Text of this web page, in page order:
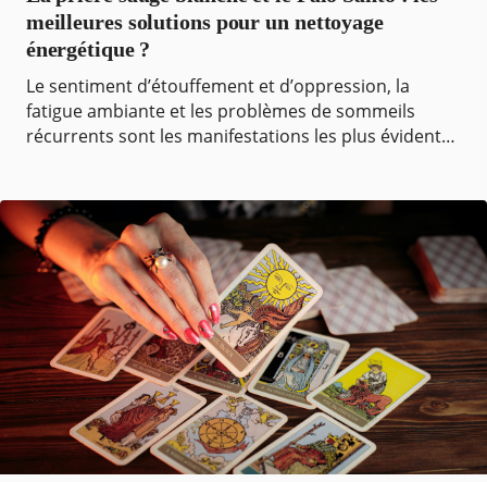
meilleures solutions pour un nettoyage
énergétique ?
Le sentiment d’étouffement et d’oppression, la
fatigue ambiante et les problèmes de sommeils
récurrents sont les manifestations les plus évidentes